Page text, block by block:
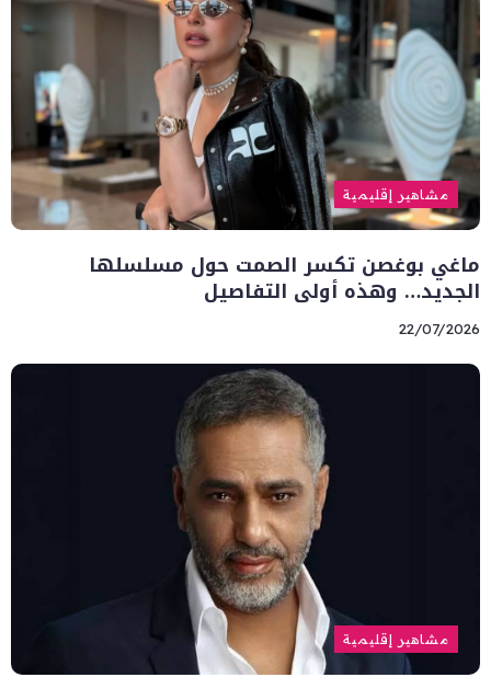
مشاهير إقليمية
ماغي بوغصن تكسر الصمت حول مسلسلها
الجديد… وهذه أولى التفاصيل
22/07/2026
مشاهير إقليمية